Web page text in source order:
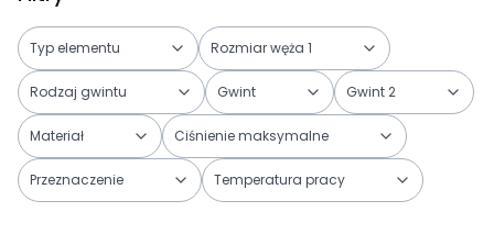
Typ elementu Rozmiar węża 1
Rodzaj gwintu Gwint Gwint 2
Materiał Ciśnienie maksymalne
Przeznaczenie Temperatura pracy